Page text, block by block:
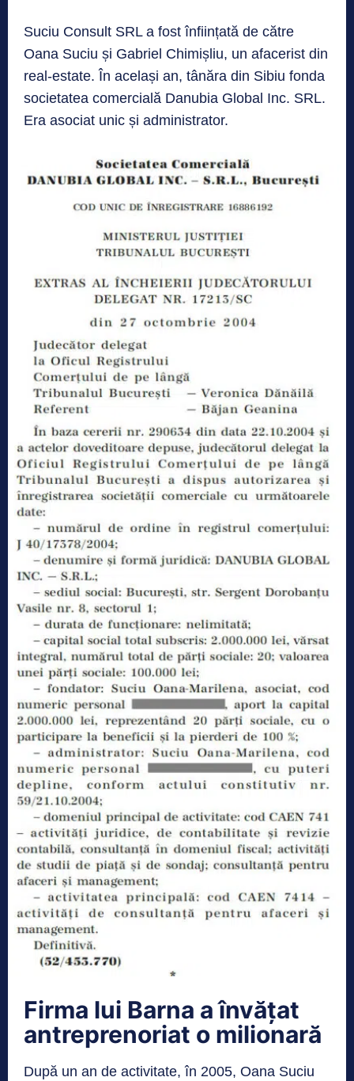
Suciu Consult SRL a fost înființată de către
Oana Suciu și Gabriel Chimișliu, un afacerist din
real-estate. În același an, tânăra din Sibiu fonda
societatea comercială Danubia Global Inc. SRL.
Era asociat unic și administrator.
Firma lui Barna a învățat
antreprenoriat o milionară
După un an de activitate, în 2005, Oana Suciu